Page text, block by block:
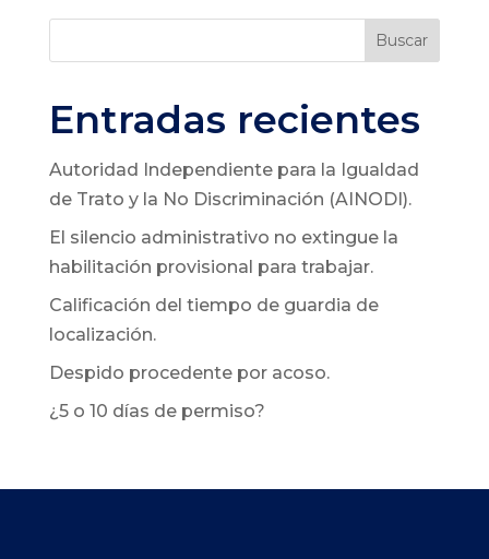
Buscar
Entradas recientes
Autoridad Independiente para la Igualdad
de Trato y la No Discriminación (AINODI).
El silencio administrativo no extingue la
habilitación provisional para trabajar.
Calificación del tiempo de guardia de
localización.
Despido procedente por acoso.
¿5 o 10 días de permiso?